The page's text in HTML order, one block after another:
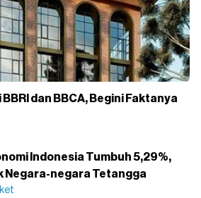
BBRI dan BBCA, Begini Faktanya
Indonesia Tumbuh 5,29%,
Negara-negara Tetangga